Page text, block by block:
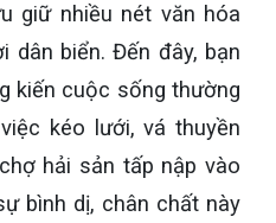
giữ nhiều nét văn hóa
dân biển. Đến đây, bạn
kiến cuộc sống thường
kéo lưới, vá thuyền
hải sản tấp nập vào
bình dị, chân chất này